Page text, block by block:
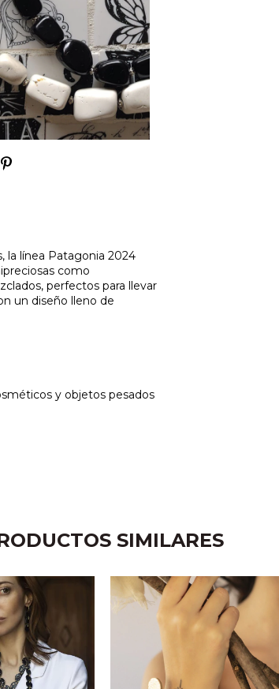
la línea Patagonia 2024
como
perfectos para llevar
un diseño lleno de
y objetos pesados
SIMILARES